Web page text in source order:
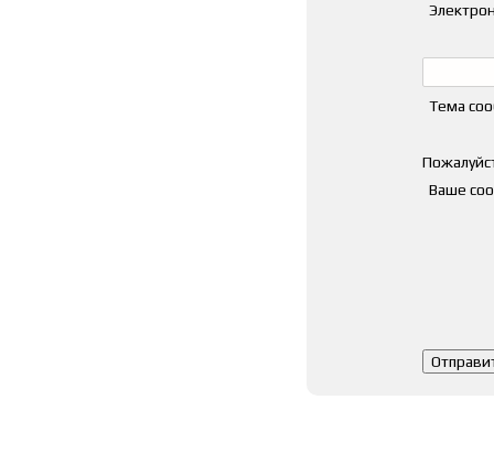
Тема
Ваше